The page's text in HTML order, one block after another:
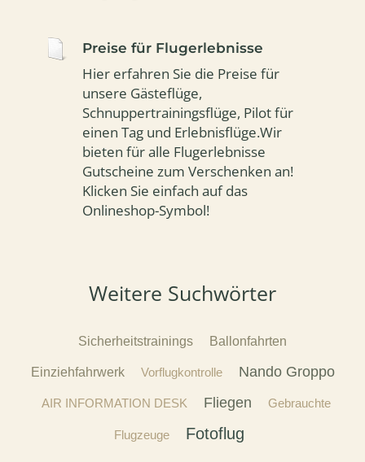
Preise für Flugerlebnisse
Hier erfahren Sie die Preise für
unsere Gästeflüge,
Schnuppertrainingsflüge, Pilot für
einen Tag und Erlebnisflüge.Wir
bieten für alle Flugerlebnisse
Gutscheine zum Verschenken an!
Klicken Sie einfach auf das
Onlineshop-Symbol!
Weitere Suchwörter
Sicherheitstrainings Ballonfahrten
Einziehfahrwerk Vorflugkontrolle Nando Groppo
AIR INFORMATION DESK Fliegen Gebrauchte
Flugzeuge Fotoflug